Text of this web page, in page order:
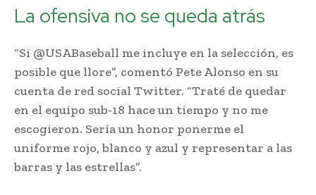
La ofensiva no se queda atrás
“Si @USABaseball me incluye en la selección, es
posible que llore”, comentó Pete Alonso en su
cuenta de red social Twitter. “Traté de quedar
en el equipo sub-18 hace un tiempo y no me
escogieron. Sería un honor ponerme el
uniforme rojo, blanco y azul y representar a las
barras y las estrellas”.